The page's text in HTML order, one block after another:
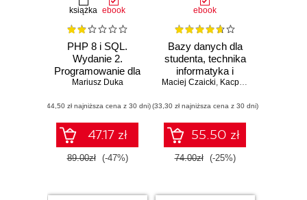
książka ebook
PHP 8 i SQL.
Wydanie 2.
Programowanie dla
początkujących w
Mariusz Duka
(44,50 zł najniższa cena z 30 dni)
47.17 zł
89.00zł (-47%)
ebook
Bazy danych dla
studenta, technika
informatyka i
programisty
Maciej Czaicki, Kacper Łuczak
(33,30 zł najniższa cena z 30 dni)
55.50 zł
74.00zł (-25%)